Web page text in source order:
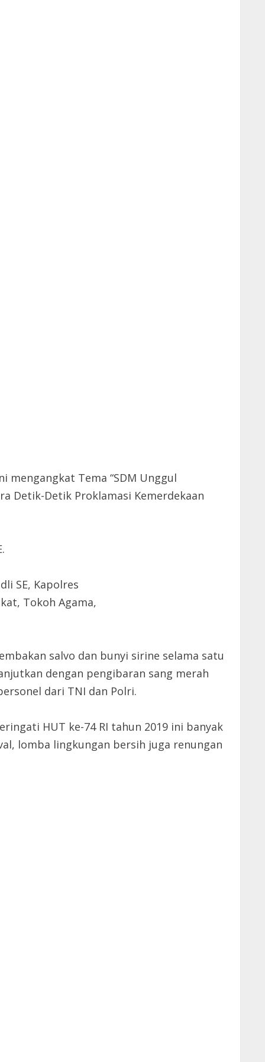
mengangkat Tema “SDM Unggul
Detik-Detik Proklamasi Kemerdekaan
SE, Kapolres
Tokoh Agama,
salvo dan bunyi sirine selama satu
dengan pengibaran sang merah
dari TNI dan Polri.
HUT ke-74 RI tahun 2019 ini banyak
lomba lingkungan bersih juga renungan